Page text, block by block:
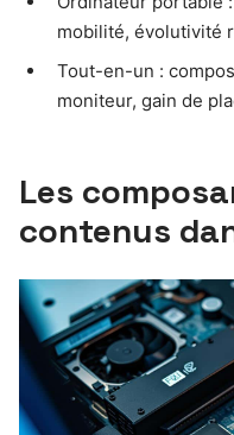
mobilité, évolutivité
Tout-en-un :
moniteur, gain de
Les
contenus